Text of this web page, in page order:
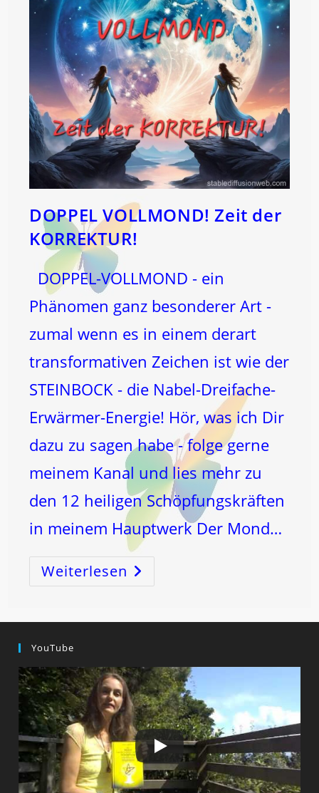
DOPPEL VOLLMOND! Zeit der
KORREKTUR!
DOPPEL-VOLLMOND - ein
Phänomen ganz besonderer Art -
zumal wenn es in einem derart
transformativen Zeichen ist wie der
STEINBOCK - die Nabel-Dreifache-
Erwärmer-Energie! Hör, was ich Dir
dazu zu sagen habe - folge gerne
meinem Kanal und lies mehr zu
den 12 heiligen Schöpfungskräften
in meinem Hauptwerk Der Mond…
Weiterlesen DOPPEL
VOLLMOND!
Zeit
YouTube